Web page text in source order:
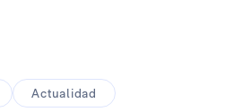
Actualidad